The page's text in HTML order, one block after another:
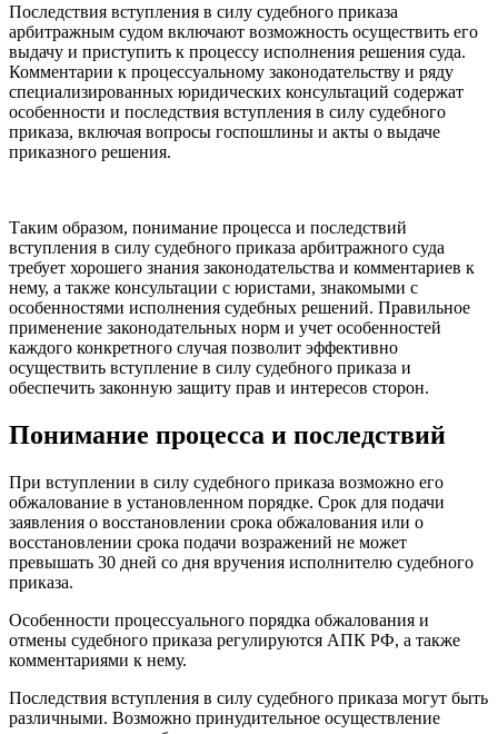
Последствия вступления в силу судебного приказа
арбитражным судом включают возможность осуществить его
выдачу и приступить к процессу исполнения решения суда.
Комментарии к процессуальному законодательству и ряду
специализированных юридических консультаций содержат
особенности и последствия вступления в силу судебного
приказа, включая вопросы госпошлины и акты о выдаче
приказного решения.
Таким образом, понимание процесса и последствий
вступления в силу судебного приказа арбитражного суда
требует хорошего знания законодательства и комментариев к
нему, а также консультации с юристами, знакомыми с
особенностями исполнения судебных решений. Правильное
применение законодательных норм и учет особенностей
каждого конкретного случая позволит эффективно
осуществить вступление в силу судебного приказа и
обеспечить законную защиту прав и интересов сторон.
Понимание процесса и последствий
При вступлении в силу судебного приказа возможно его
обжалование в установленном порядке. Срок для подачи
заявления о восстановлении срока обжалования или о
восстановлении срока подачи возражений не может
превышать 30 дней со дня вручения исполнителю судебного
приказа.
Особенности процессуального порядка обжалования и
отмены судебного приказа регулируются АПК РФ, а также
комментариями к нему.
Последствия вступления в силу судебного приказа могут быть
различными. Возможно принудительное осуществление